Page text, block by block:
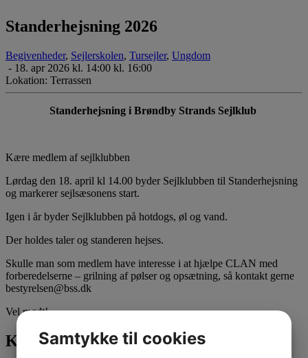
Standerhejsning 2026
Begivenheder, Sejlerskolen, Tursejler, Ungdom
- 18. apr 2026 kl. 14:00 kl. 16:00
Lokation: Terrassen
Standerhejsning i Brøndby Strands Sejlklub
Kære medlem af sejlklubben
Lørdag den 18. april kl 14.00 byder Sejlklubben til Standerhejsning
og markerer sejlsæsonens start.
Igen i år byder Sejlklubben på hotdogs, øl og vand.
Der holdes taler og standeren hejses.
Skulle man som medlem have interesse i at hjælpe CLAN med
forberedelserne – grilning af pølser og opsætning, så kontakt gerne
bestyrelsen@bss.dk
Vel mødt!
Kontakt os
Samtykke til cookies